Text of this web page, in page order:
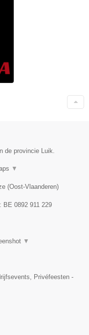
de provincie Luik.
▼
(Oost-Vlaanderen)
BE 0892 911 229
▼
Privéfeesten -